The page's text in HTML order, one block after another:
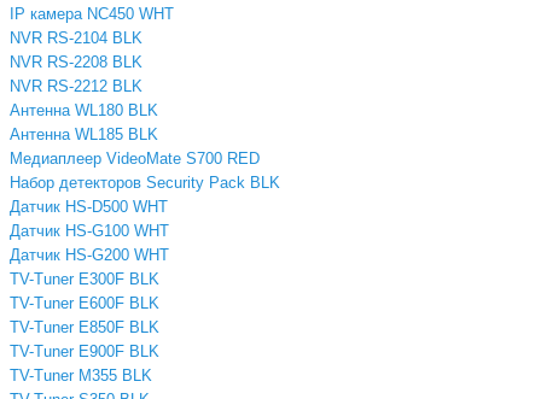
IP камера NC450 WHT
NVR RS-2104 BLK
NVR RS-2208 BLK
NVR RS-2212 BLK
Антенна WL180 BLK
Антенна WL185 BLK
Медиаплеер VideoMate S700 RED
Набор детекторов Security Pack BLK
Датчик HS-D500 WHT
Датчик HS-G100 WHT
Датчик HS-G200 WHT
TV-Tuner E300F BLK
TV-Tuner E600F BLK
TV-Tuner E850F BLK
TV-Tuner E900F BLK
TV-Tuner M355 BLK